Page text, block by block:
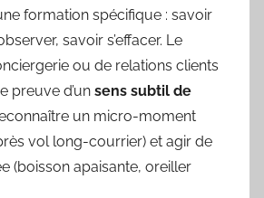
formation spécifique : savoir
savoir s’effacer. Le
ou de relations clients
preuve d’un sens subtil de
un micro-moment
vol long-courrier) et agir de
(boisson apaisante, oreiller